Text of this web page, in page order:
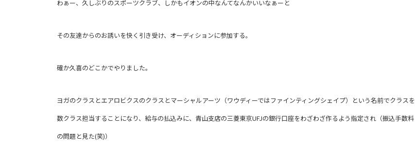
わぁー、久しぶりのスポーツクラブ、しかもイオンの中なんてなんかいいなぁーと
その友達からのお誘いを快く引き受け、オーディションに参加する。
確か久喜のどこかでやりました。
ヨガのクラスとエアロビクスのクラスとマーシャルアーツ（ワウディーではファインティングシェイプ）という名前でクラスを
数クラス担当することになり、給与の払込みに、青山支店の三菱東京UFJの銀行口座をわざわざ作るよう指定され（振込手数料
の問題と見た(笑)）